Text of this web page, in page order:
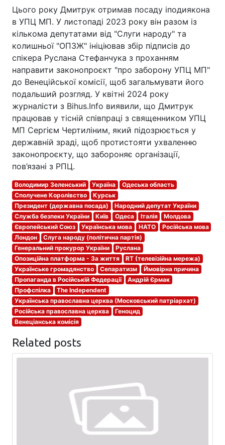
Цього року Дмитрук отримав посаду іподиякона
в УПЦ МП. У листопаді 2023 року він разом із
кількома депутатами від "Слуги народу" та
колишньої "ОПЗЖ" ініціював збір підписів до
спікера Руслана Стефанчука з проханням
направити законопроєкт "про заборону УПЦ МП"
до Венеційської комісії, щоб загальмувати його
подальший розгляд. У квітні 2024 року
журналісти з Bihus.Info виявили, що Дмитрук
працював у тісній співпраці з священником УПЦ
МП Сергієм Чертиліним, який підозрюється у
державній зраді, щоб протистояти ухваленню
законопроєкту, що забороняє організації,
пов’язані з РПЦ.
Володимир Зеленський Україна
Одеська область
Сполучене Королівство
Курськ
Президент (державна посада)
Народний депутат України
Служба безпеки України
Київ Одеса Італія
Молдова
Європейський Союз
Українська мова НАТО
Російська мова
Лондон
Слуга народу (політична партія)
Генеральний прокурор України
Руслана
Опозиційна платформа - За життя
RT (телевізійна мережа)
Українське громадянство
Сепаратизм
Ймовірна причина
Пропаганда в Російській Федерації
Андрій Єрмак
Профспілка
The Independent
Українська православна церква (Московський патріархат)
Російська православна церква
Геноцид
Венеціанська комісія
Related posts